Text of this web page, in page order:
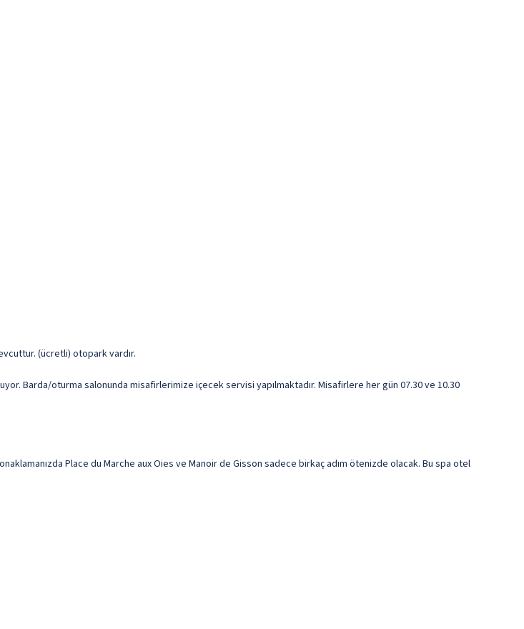
(ücretli) otopark vardır.
Barda/oturma salonunda misafirlerimize içecek servisi yapılmaktadır. Misafirlere her gün 07.30 ve 10.30
Place du Marche aux Oies ve Manoir de Gisson sadece birkaç adım ötenizde olacak. Bu spa otel